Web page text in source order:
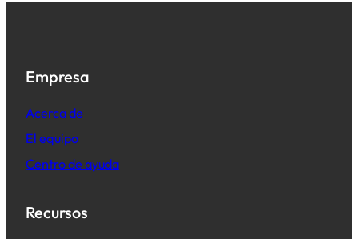
Empresa
Acerca de
El equipo
Centro de ayuda
Recursos